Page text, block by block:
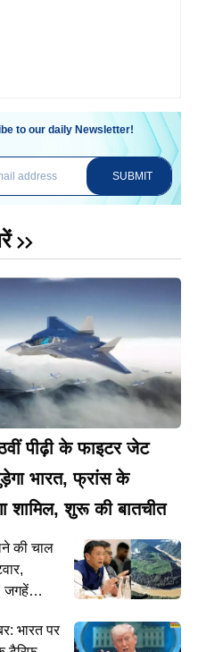
to our daily Newsletter!
SUBMIT
पीढ़ी के फाइटर जेट
भारत, फ्रांस के
शामिल, शुरू की बातचीत
की चाल
जगहें
भारत पर